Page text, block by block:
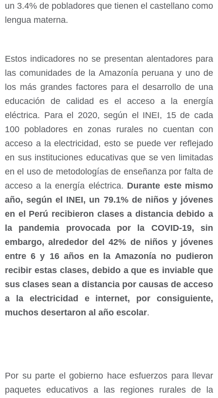
un 3.4% de pobladores que tienen el castellano como
lengua materna.
Estos indicadores no se presentan alentadores para
las comunidades de la Amazonía peruana y uno de
los más grandes factores para el desarrollo de una
educación de calidad es el acceso a la energía
eléctrica. Para el 2020, según el INEI, 15 de cada
100 pobladores en zonas rurales no cuentan con
acceso a la electricidad, esto se puede ver reflejado
en sus instituciones educativas que se ven limitadas
en el uso de metodologías de enseñanza por falta de
acceso a la energía eléctrica. Durante este mismo
año, según el INEI, un 79.1% de niños y jóvenes
en el Perú recibieron clases a distancia debido a
la pandemia provocada por la COVID-19, sin
embargo, alrededor del 42% de niños y jóvenes
entre 6 y 16 años en la Amazonía no pudieron
recibir estas clases, debido a que es inviable que
sus clases sean a distancia por causas de acceso
a la electricidad e internet, por consiguiente,
muchos desertaron al año escolar.
Por su parte el gobierno hace esfuerzos para llevar
paquetes educativos a las regiones rurales de la